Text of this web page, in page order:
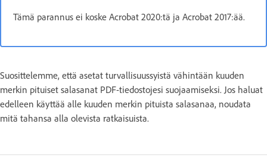
Tämä parannus ei koske Acrobat 2020:tä ja Acrobat 2017:ää.
Suosittelemme, että asetat turvallisuussyistä vähintään kuuden
merkin pituiset salasanat PDF-tiedostojesi suojaamiseksi. Jos haluat
edelleen käyttää alle kuuden merkin pituista salasanaa, noudata
mitä tahansa alla olevista ratkaisuista.